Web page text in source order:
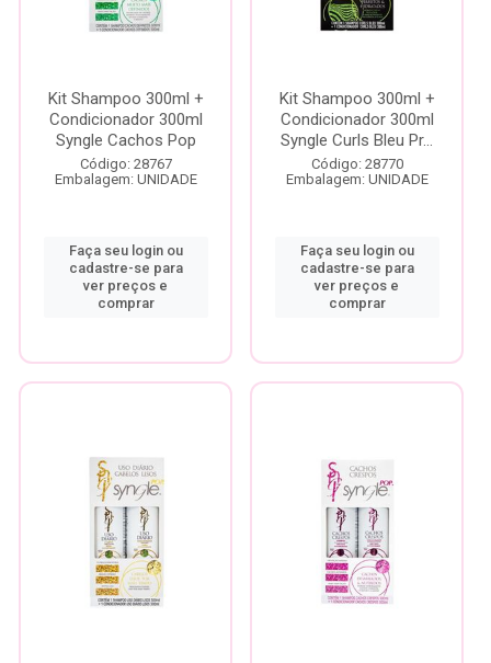
Kit Shampoo 300ml +
Condicionador 300ml
Syngle Cachos Pop
Código: 28767
Embalagem: UNIDADE
Faça seu login ou
cadastre-se para
ver preços e
comprar
Kit Shampoo 300ml +
Condicionador 300ml
Syngle Curls Bleu Pr...
Código: 28770
Embalagem: UNIDADE
Faça seu login ou
cadastre-se para
ver preços e
comprar